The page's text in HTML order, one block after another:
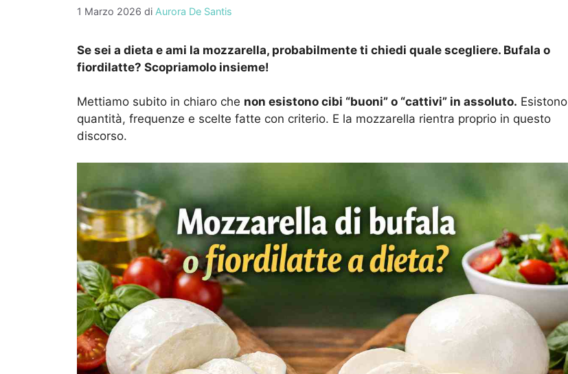
1 Marzo 2026 di Aurora De Santis
Se sei a dieta e ami la mozzarella, probabilmente ti chiedi quale scegliere. Bufala o
fiordilatte? Scopriamolo insieme!
Mettiamo subito in chiaro che non esistono cibi “buoni” o “cattivi” in assoluto. Esistono
quantità, frequenze e scelte fatte con criterio. E la mozzarella rientra proprio in questo
discorso.